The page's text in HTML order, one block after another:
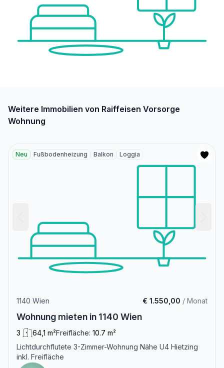
Weitere Immobilien von Raiffeisen Vorsorge
Wohnung
Neu Fußbodenheizung Balkon Loggia
1140 Wien € 1.550,00 / Monat
Wohnung mieten in 1140 Wien
3 64,1 m²Freifläche: 10.7 m²
Lichtdurchflutete 3-Zimmer-Wohnung Nähe U4 Hietzing
inkl. Freifläche